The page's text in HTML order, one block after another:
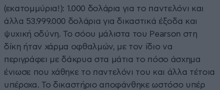
(εκατομμύρια!): 1.000 δολάρια για το παντελόνι και
άλλα 53.999.000 δολάρια για δικαστικά έξοδα και
ψυχική οδύνη. Το σόου μάλιστα του Pearson στη
δίκη ήταν χάρμα οφθαλμών, με τον ίδιο να
περιγράφει με δάκρυα στα μάτια το πόσο άσχημα
ένιωσε που χάθηκε το παντελόνι του και άλλα τέτοια
υπέροχα. Το δικαστήριο αποφάνθηκε ωστόσο υπέρ